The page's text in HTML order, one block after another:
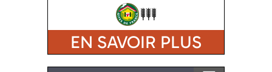
EN SAVOIR PLUS
Ajouter a ma sélection